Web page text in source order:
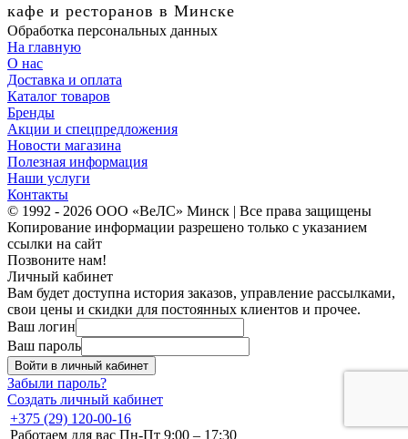
кафе и ресторанов в Минске
Обработка персональных данных
На главную
О нас
Доставка и оплата
Каталог товаров
Бренды
Акции и спецпредложения
Новости магазина
Полезная информация
Наши услуги
Контакты
© 1992 - 2026 ООО «ВеЛС» Минск | Все права защищены
Копирование информации разрешено только с указанием
ссылки на сайт
Позвоните нам!
Личный кабинет
Вам будет доступна история заказов, управление рассылками,
свои цены и скидки для постоянных клиентов и прочее.
Ваш логин
Ваш пароль
Войти в личный кабинет
Забыли пароль?
Создать личный кабинет
+375 (29) 120-00-16
Работаем для вас Пн-Пт 9:00 – 17:30